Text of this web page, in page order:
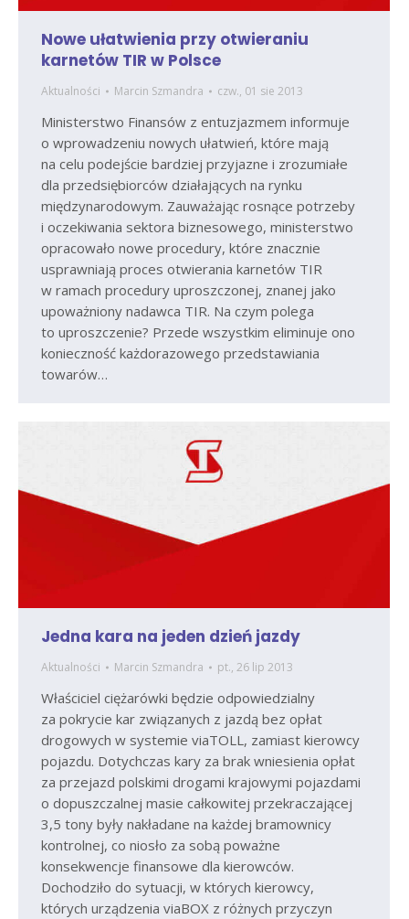
Nowe ułatwienia przy otwieraniu
karnetów TIR w Polsce
Aktualności Marcin Szmandra czw., 01 sie 2013
Ministerstwo Finansów z entuzjazmem informuje
o wprowadzeniu nowych ułatwień, które mają
na celu podejście bardziej przyjazne i zrozumiałe
dla przedsiębiorców działających na rynku
międzynarodowym. Zauważając rosnące potrzeby
i oczekiwania sektora biznesowego, ministerstwo
opracowało nowe procedury, które znacznie
usprawniają proces otwierania karnetów TIR
w ramach procedury uproszczonej, znanej jako
upoważniony nadawca TIR. Na czym polega
to uproszczenie? Przede wszystkim eliminuje ono
konieczność każdorazowego przedstawiania
towarów…
Jedna kara na jeden dzień jazdy
Aktualności Marcin Szmandra pt., 26 lip 2013
Właściciel ciężarówki będzie odpowiedzialny
za pokrycie kar związanych z jazdą bez opłat
drogowych w systemie viaTOLL, zamiast kierowcy
pojazdu. Dotychczas kary za brak wniesienia opłat
za przejazd polskimi drogami krajowymi pojazdami
o dopuszczalnej masie całkowitej przekraczającej
3,5 tony były nakładane na każdej bramownicy
kontrolnej, co niosło za sobą poważne
konsekwencje finansowe dla kierowców.
Dochodziło do sytuacji, w których kierowcy,
których urządzenia viaBOX z różnych przyczyn